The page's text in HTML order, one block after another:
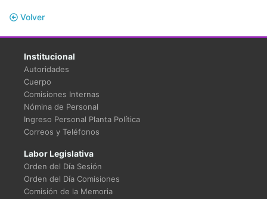
Volver
Institucional
Autoridades
Cuerpo
Comisiones Internas
Nómina de Personal
Ingreso Personal Planta Política
Correos y Teléfonos
Labor Legislativa
Orden del Día Sesión
Orden del Día Comisiones
Comisión de la Memoria